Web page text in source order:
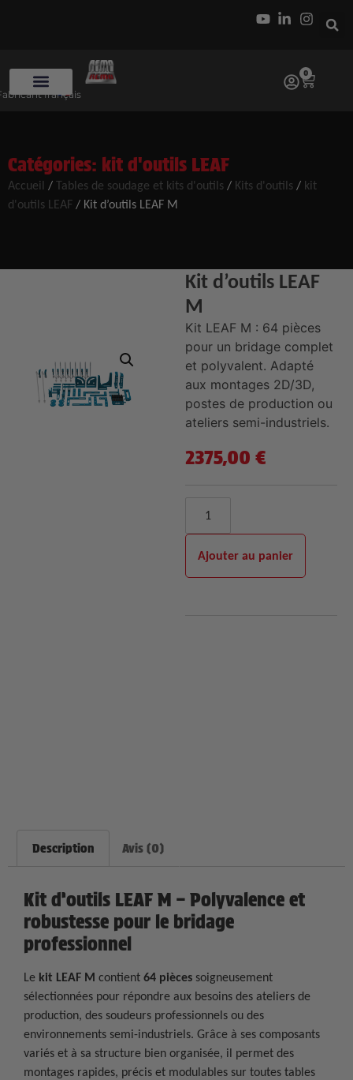
français
0
Catégories: kit d'outils LEAF
Accueil / Tables de soudage et kits d'outils / Kits d'outils / kit
d'outils LEAF / Kit d’outils LEAF M
Kit d’outils LEAF
M
Kit LEAF M : 64 pièces
pour un bridage complet
et polyvalent. Adapté
aux montages 2D/3D,
postes de production ou
ateliers semi-industriels.
2375,00 €
Ajouter au panier
Description Avis (0)
Kit d’outils LEAF M – Polyvalence et
robustesse pour le bridage
professionnel
Le kit LEAF M contient 64 pièces soigneusement
sélectionnées pour répondre aux besoins des ateliers de
production, des soudeurs professionnels ou des
environnements semi-industriels. Grâce à ses composants
variés et à sa structure bien organisée, il permet des
montages rapides, précis et modulables sur toutes tables